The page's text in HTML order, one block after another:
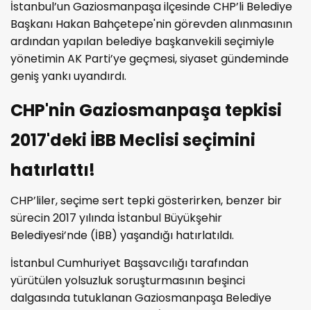
İstanbul’un Gaziosmanpaşa ilçesinde CHP’li Belediye
Başkanı Hakan Bahçetepe'nin görevden alınmasının
ardından yapılan belediye başkanvekili seçimiyle
yönetimin AK Parti’ye geçmesi, siyaset gündeminde
geniş yankı uyandırdı.
CHP'nin Gaziosmanpaşa tepkisi
2017'deki İBB Meclisi seçimini
hatırlattı!
CHP’liler, seçime sert tepki gösterirken, benzer bir
sürecin 2017 yılında İstanbul Büyükşehir
Belediyesi’nde (İBB) yaşandığı hatırlatıldı.
İstanbul Cumhuriyet Başsavcılığı tarafından
yürütülen yolsuzluk soruşturmasının beşinci
dalgasında tutuklanan Gaziosmanpaşa Belediye